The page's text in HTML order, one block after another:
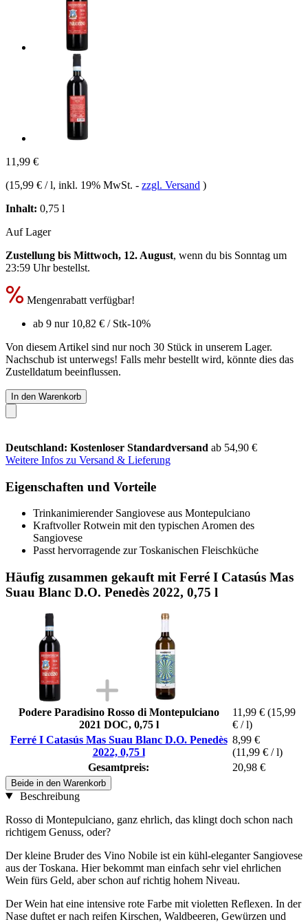
11,99 €
(15,99 € / l, inkl. 19% MwSt. - zzgl. Versand )
Inhalt: 0,75 l
Auf Lager
Zustellung bis Mittwoch, 12. August, wenn du bis Sonntag um
23:59 Uhrbestellst.
Mengenrabatt verfügbar!
ab 9 nur 10,82 € / Stk-10%
Von diesem Artikel sind nur noch 30 Stück in unserem Lager.
Nachschub ist unterwegs! Falls mehr bestellt wird, könnte dies das
Zustelldatum beeinflussen.
In den Warenkorb
Deutschland: Kostenloser Standardversand ab 54,90 €
Weitere Infos zu Versand & Lieferung
Eigenschaften und Vorteile
Trinkanimierender Sangiovese aus Montepulciano
Kraftvoller Rotwein mit den typischen Aromen des
Sangiovese
Passt hervorragende zur Toskanischen Fleischküche
Häufig zusammen gekauft mit Ferré I Catasús Mas
Suau Blanc D.O. Penedès 2022, 0,75 l
Podere Paradisino Rosso di Montepulciano
2021 DOC, 0,75 l
11,99 € (15,99
€ / l)
Ferré I Catasús Mas Suau Blanc D.O. Penedès
2022, 0,75 l
8,99 €
(11,99 € / l)
Gesamtpreis:
20,98 €
Beide in den Warenkorb
Beschreibung
Rosso di Montepulciano, ganz ehrlich, das klingt doch schon nach
richtigem Genuss, oder?
Der kleine Bruder des Vino Nobile ist ein kühl-eleganter Sangiovese
aus der Toskana. Hier bekommt man einfach sehr viel ehrlichen
Wein fürs Geld, aber schon auf richtig hohem Niveau.
Der Wein hat eine intensive rote Farbe mit violetten Reflexen. In der
Nase duftet er nach reifen Kirschen, Waldbeeren, Gewürzen und